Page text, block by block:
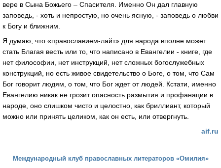
вере в Сына Божьего – Спасителя. Именно Он дал главную
заповедь, - хоть и непростую, но очень ясную, - заповедь о любви
к Богу и ближним.
Я думаю, что «православием-лайт» для народа вполне может
стать Благая весть или то, что написано в Евангелии - книге, где
нет философии, нет инструкций, нет сложных богослужебных
конструкций, но есть живое свидетельство о Боге, о том, что Сам
Бог говорит людям, о том, что Бог ждет от людей. Кстати, именно
Евангелию никак не грозит опасность размытия и профанации в
народе, оно слишком чисто и целостно, как бриллиант, который
можно или принять целиком, как он есть, или отвергнуть.
aif.ru
Международный клуб православных литераторов «Омилия»